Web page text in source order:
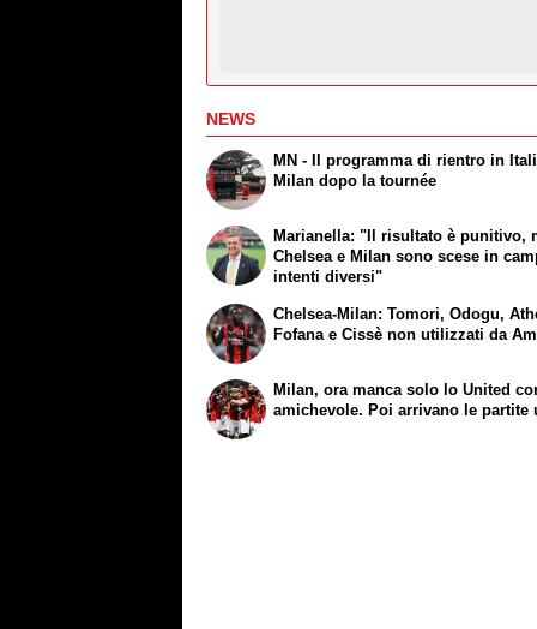
NEWS
MN - Il programma di rientro in
Milan dopo la tournée
Marianella: "Il risultato è punitivo,
Chelsea e Milan sono scese in
intenti diversi"
Chelsea-Milan: Tomori, Odogu,
Fofana e Cissè non utilizzati da
Milan, ora manca solo lo United
amichevole. Poi arrivano le partite